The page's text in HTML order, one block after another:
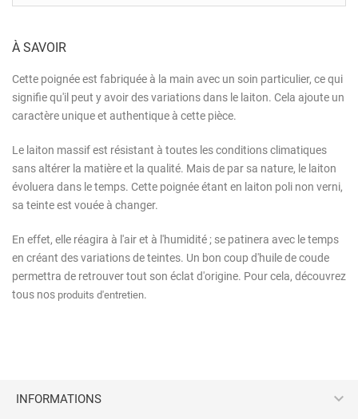
À SAVOIR
Cette poignée est fabriquée à la main avec un soin particulier, ce qui
signifie qu'il peut y avoir des variations dans le laiton. Cela ajoute un
caractère unique et authentique à cette pièce.
Le laiton massif est résistant à toutes les conditions climatiques
sans altérer la matière et la qualité. Mais de par sa nature, le laiton
évoluera dans le temps. Cette poignée étant en laiton poli non verni,
sa teinte est vouée à changer.
En effet, elle réagira à l'air et à l'humidité ; se patinera avec le temps
en créant des variations de teintes. Un bon coup d'huile de coude
permettra de retrouver tout son éclat d'origine. Pour cela, découvrez
tous nos produits d'entretien.
INFORMATIONS 